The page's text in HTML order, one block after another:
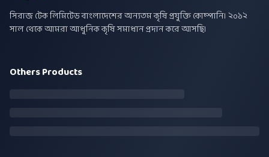
সিরাজ টেক লিমিটেড বাংলাদেশের অন্যতম কৃষি প্রযুক্তি কোম্পানি। ২০১২
সাল থেকে আমরা আধুনিক কৃষি সমাধান প্রদান করে আসছি।
Others Products